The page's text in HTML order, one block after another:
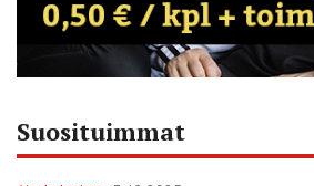
Suosituimmat